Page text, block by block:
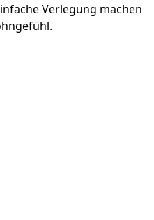
Verlegung machen